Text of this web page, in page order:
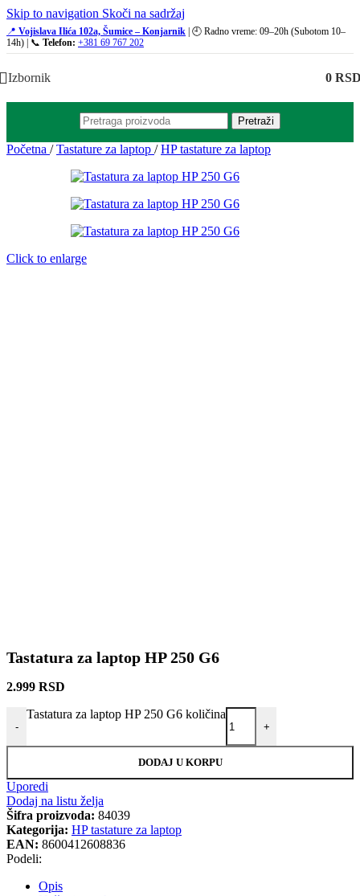
Skip to navigation Skoči na sadržaj
📍 Vojislava Ilića 102a, Šumice – Konjarnik | 🕘 Radno vreme: 09–20h (Subotom 10–
14h) | 📞 Telefon: +381 69 767 202
Izbornik 0
Pretraži
Početna / Tastature za laptop / HP tastature za laptop
Click to enlarge
Tastatura za laptop HP 250 G6
2.999 RSD
-
Tastatura za laptop HP 250 G6 količina
+
DODAJ U KORPU
Uporedi
Dodaj na listu želja
Šifra proizvoda: 84039
Kategorija: HP tastature za laptop
EAN: 8600412608836
Podeli:
Opis